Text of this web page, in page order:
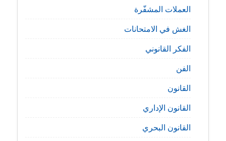
العملات المشفّرة
الغش في الامتحانات
الفكر القانوني
الفن
القانون
القانون الإداري
القانون البحري